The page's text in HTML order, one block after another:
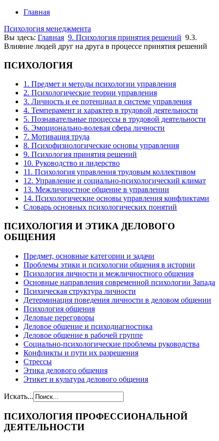
Главная
Психология менеджмента
Вы здесь: Главная 9. Психология принятия решений 9.3.
Влияние людей друг на друга в процессе принятия решений
ПСИХОЛОГИЯ
1. Предмет и методы психологии управления
2. Психологические теории управления
3. Личность и ее потенциал в системе управления
4. Темперамент и характер в трудовой деятельности
5. Познавательные процессы в трудовой деятельности
6. Эмоционально-волевая сфера личности
7. Мотивация труда
8. Психофизиологические основы управления
9. Психология принятия решений
10. Руководство и лидерство
11. Психология управления трудовым коллективом
12. Управление и социально-психологический климат
13. Межличностное общение в управлении
14. Психологические основы управления конфликтами
Словарь основных психологических понятий
ПСИХОЛОГИЯ И ЭТИКА ДЕЛОВОГО
ОБЩЕНИЯ
Предмет, основные категории и задачи
Проблемы этики и психологии общения в истории
Психология личности и межличностного общения
Основные направления современной психологии Запада
Психическая структура личности
Детерминация поведения личности в деловом общении
Психология общения
Деловые переговоры
Деловое общение и психодиагностика
Деловое общение в рабочей группе
Cоциально-психологические проблемы руководства
Конфликты и пути их разрешения
Стрессы
Этика делового общения
Этикет и культура делового общения
Искать...
ПСИХОЛОГИЯ ПРОФЕССИОНАЛЬНОЙ
ДЕЯТЕЛЬНОСТИ